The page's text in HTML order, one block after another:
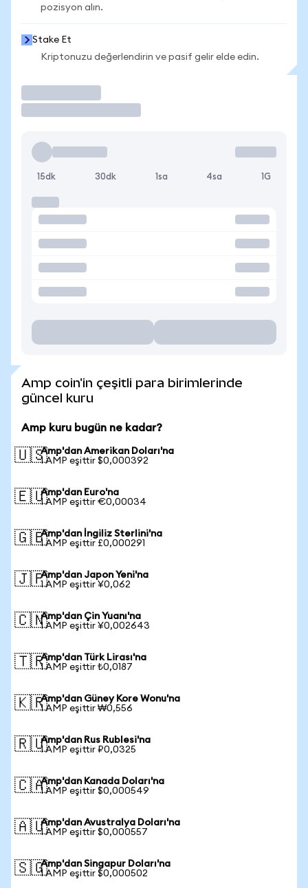
pozisyon alın.
Stake Et
Kriptonuzu değerlendirin ve pasif gelir elde edin.
15dk 30dk 1sa 4sa 1G
Amp coin'in çeşitli para birimlerinde
güncel kuru
Amp kuru bugün ne kadar?
🇺🇸Amp'dan Amerikan Doları'na
1 AMP eşittir $0,000392
🇪🇺Amp'dan Euro'na
1 AMP eşittir €0,00034
🇬🇧Amp'dan İngiliz Sterlini'na
1 AMP eşittir £0,000291
🇯🇵Amp'dan Japon Yeni'na
1 AMP eşittir ¥0,062
🇨🇳Amp'dan Çin Yuanı'na
1 AMP eşittir ¥0,002643
🇹🇷Amp'dan Türk Lirası'na
1 AMP eşittir ₺0,0187
🇰🇷Amp'dan Güney Kore Wonu'na
1 AMP eşittir ₩0,556
🇷🇺Amp'dan Rus Rublesi'na
1 AMP eşittir ₽0,0325
🇨🇦Amp'dan Kanada Doları'na
1 AMP eşittir $0,000549
🇦🇺Amp'dan Avustralya Doları'na
1 AMP eşittir $0,000557
🇸🇬Amp'dan Singapur Doları'na
1 AMP eşittir $0,000502